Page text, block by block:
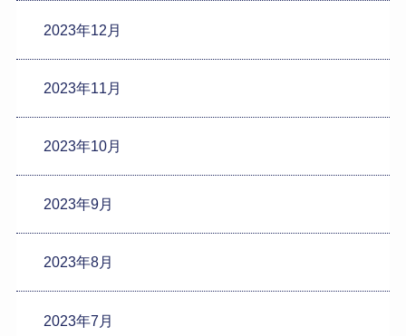
2023年12月
2023年11月
2023年10月
2023年9月
2023年8月
2023年7月